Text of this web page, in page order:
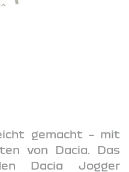
gemacht – mit
von Dacia. Das
Dacia Jogger